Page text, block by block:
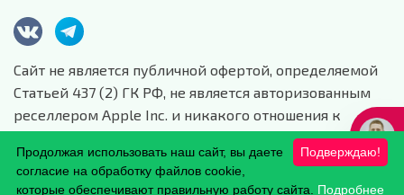
Сайт не является публичной офертой, определяемой
Статьей 437 (2) ГК РФ, не является авторизованным
реселлером Apple Inc. и никакого отношения к
данной компании и ее юридическим лицам не имеет.
Сайт носит сугубо информационный характер.
Обработка персональных данных.
Подверждаю!
Продолжая использовать наш сайт, вы даете
согласие на обработку файлов cookie,
которые обеспечивают правильную работу сайта. Подробнее